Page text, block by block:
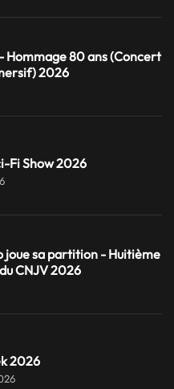
Hommage 80 ans (Concert
2026
Fi Show 2026
joue sa partition - Huitième
CNJV 2026
2026